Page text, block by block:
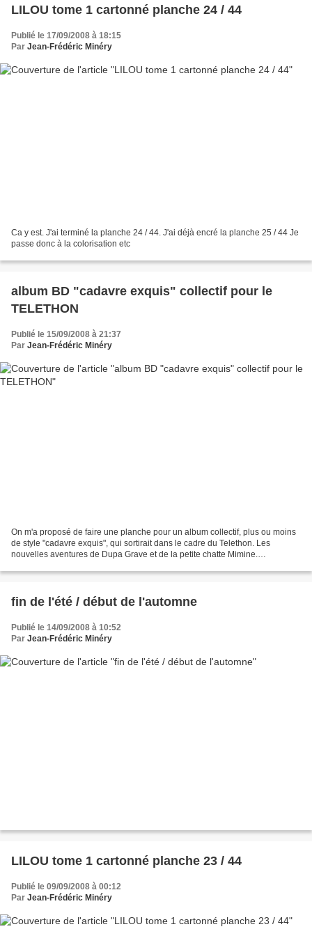
LILOU tome 1 cartonné planche 24 / 44
Publié le 17/09/2008 à 18:15
Par Jean-Frédéric Minéry
Ca y est. J'ai terminé la planche 24 / 44. J'ai déjà encré la planche 25 / 44 Je
passe donc à la colorisation etc
album BD "cadavre exquis" collectif pour le
TELETHON
Publié le 15/09/2008 à 21:37
Par Jean-Frédéric Minéry
On m'a proposé de faire une planche pour un album collectif, plus ou moins
de style "cadavre exquis", qui sortirait dans le cadre du Telethon. Les
nouvelles aventures de Dupa Grave et de la petite chatte Mimine.
fin de l'été / début de l'automne
Publié le 14/09/2008 à 10:52
Par Jean-Frédéric Minéry
LILOU tome 1 cartonné planche 23 / 44
Publié le 09/09/2008 à 00:12
Par Jean-Frédéric Minéry